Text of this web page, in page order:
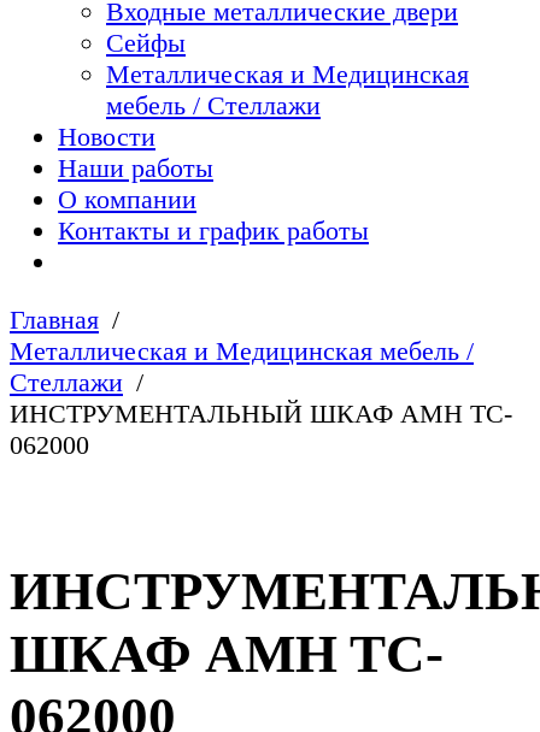
Входные металлические двери
Сейфы
Металлическая и Медицинская
мебель / Стеллажи
Новости
Наши работы
О компании
Контакты и график работы
Главная
Металлическая и Медицинская мебель /
Стеллажи
ИНСТРУМЕНТАЛЬНЫЙ ШКАФ AMH TC-
062000
ШКАФ AMH TC-
062000